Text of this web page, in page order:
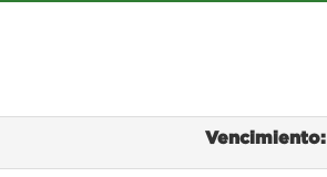
Vencimiento: